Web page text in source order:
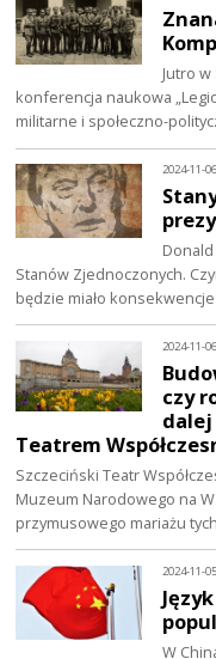
Jutro
konferencja naukowa
militarne i społeczno-
2024-11-
Stanów Zjednoczonych.
będzie miało
2024-11-
czy
dalej
Teatrem
Szczeciński Teatr
Muzeum Narodowego na
przymusowego mariażu
2024-11-
W